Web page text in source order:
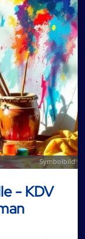
Symbolbild
- KDV